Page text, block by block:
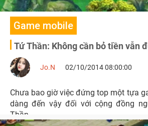
Game mobile
Tứ Thần: Không cần bỏ tiền vẫn
Jo.N 02/10/2014 08:00:00
Chưa bao giờ việc đứng top một tựa
dàng đến vậy đối với cộng đồng
Thần.